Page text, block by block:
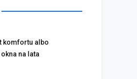
komfortu albo
na lata